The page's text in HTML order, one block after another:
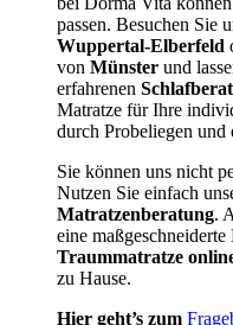
passen. Besuchen Sie
Wuppertal-Elberfeld
von Münster und
erfahrenen
Matratze für Ihre
durch Probeliegen und
Sie können uns nicht
Nutzen Sie einfach
Matratzenberatung.
eine
Traummatratze
zu Hause.
Hier geht’s zum